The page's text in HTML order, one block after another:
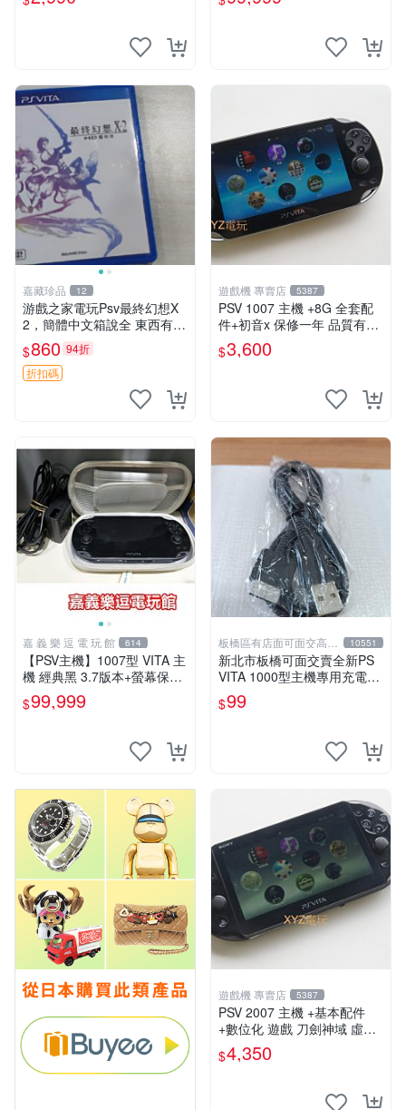
古二手✪嘉義樂逗電玩館
嘉藏珍品 12
游戲之家電玩Psv最終幻想X
2，簡體中文箱說全 東西有現
貨 可以發手物品 無質量問題
售不退不換
$860 94折
折扣碼
遊戲機 專賣店 5387
PSV 1007 主機 +8G 全套配
件+初音x 保修一年 品質有保
障
$3,600
嘉 義 樂 逗 電 玩 館 614
【PSV主機】1007型 VITA 主
機 經典黑 3.7版本+螢幕保護
貼+主機收納包【9成新】✪中
古二手✪嘉義樂逗電玩館
$99,999
板橋區有店面可面交高價
回收電玩
10551
新北市板橋可面交賣全新PS
VITA 1000型主機專用充電
線....超便宜只賣99元
$99
遊戲機 專賣店 5387
PSV 2007 主機 +基本配件
+數位化 遊戲 刀劍神域 虛空
幻界 保修一年
$4,350